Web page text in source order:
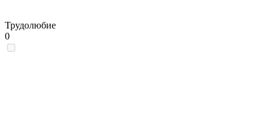
Трудолюбие
0